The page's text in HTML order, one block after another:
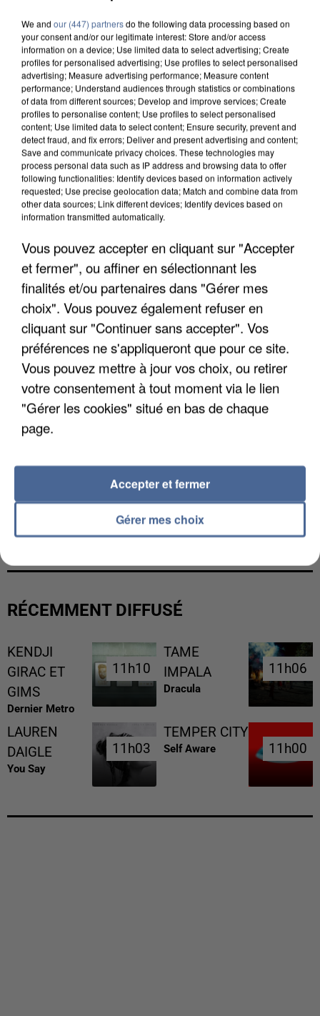
UNE TOURISTE DE L’OISE EMPORTÉE PAR UNE
COULÉE DE BOUE EN HAUTE-SAVOIE
LES DONNÉES DE 300 000 CLIENTS DÉROBÉES À
INTERMARCHÉ APRÈS UNE...
RÉCEMMENT DIFFUSÉ
KENDJI
GIRAC ET
GIMS
Dernier Metro
11h10
11h10
TAME
IMPALA
Dracula
11h06
11h06
LAUREN
DAIGLE
You Say
11h03
11h03
TEMPER CITY
Self Aware 11h00
11h00
We and our (447) partnersdo the following data processing based on
your consent and/or our legitimate interest: Store and/or access
information on a device; Use limited data to select advertising; Create
profiles for personalised advertising; Use profiles to select personalised
advertising; Measure advertising performance; Measure content
performance; Understand audiences through statistics or combinations
of data from different sources; Develop and improve services; Create
profiles to personalise content; Use profiles to select personalised
content; Use limited data to select content; Ensure security, prevent and
detect fraud, and fix errors; Deliver and present advertising and content;
Save and communicate privacy choices. These technologies may
process personal data such as IP address and browsing data to offer
following functionalities: Identify devices based on information actively
requested; Use precise geolocation data; Match and combine data from
other data sources; Link different devices; Identify devices based on
information transmitted automatically.
Vous pouvez accepter en cliquant sur "Accepter
et fermer", ou affiner en sélectionnant les
finalités et/ou partenaires dans "Gérer mes
choix". Vous pouvez également refuser en
cliquant sur "Continuer sans accepter". Vos
préférences ne s'appliqueront que pour ce site.
Vous pouvez mettre à jour vos choix, ou retirer
votre consentement à tout moment via le lien
"Gérer les cookies" situé en bas de chaque
page.
Gérer mes choix
Accepter et fermer